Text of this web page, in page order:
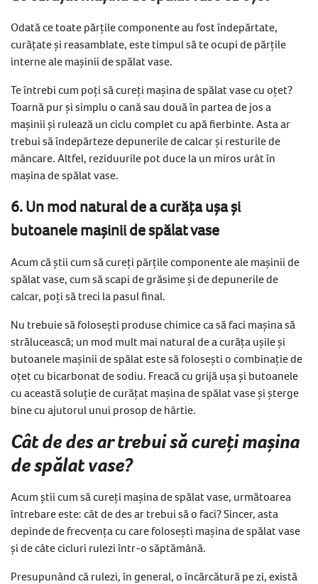
Odată ce toate părțile componente au fost îndepărtate,
curățate și reasamblate, este timpul să te ocupi de părțile
interne ale mașinii de spălat vase.
Te întrebi cum poți să cureți mașina de spălat vase cu oțet?
Toarnă pur și simplu o cană sau două în partea de jos a
mașinii și rulează un ciclu complet cu apă fierbinte. Asta ar
trebui să îndepărteze depunerile de calcar și resturile de
mâncare. Altfel, reziduurile pot duce la un miros urât în
mașina de spălat vase.
6. Un mod natural de a curăța ușa și
butoanele mașinii de spălat vase
Acum că știi cum să cureți părțile componente ale mașinii de
spălat vase, cum să scapi de grăsime și de depunerile de
calcar, poți să treci la pasul final.
Nu trebuie să folosești produse chimice ca să faci mașina să
strălucească; un mod mult mai natural de a curăța ușile și
butoanele mașinii de spălat este să folosești o combinație de
oțet cu bicarbonat de sodiu. Freacă cu grijă ușa și butoanele
cu această soluție de curățat mașina de spălat vase și șterge
bine cu ajutorul unui prosop de hârtie.
Cât de des ar trebui să cureți mașina
de spălat vase?
Acum știi cum să cureți mașina de spălat vase, următoarea
întrebare este: cât de des ar trebui să o faci? Sincer, asta
depinde de frecvența cu care folosești mașina de spălat vase
și de câte cicluri rulezi într-o săptămână.
Presupunând că rulezi, în general, o încărcătură pe zi, există